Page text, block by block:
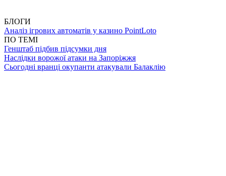
БЛОГИ
Аналіз ігрових автоматів у казино PointLoto
ПО ТЕМІ
Генштаб підбив підсумки дня
Наслідки ворожої атаки на Запоріжжя
Сьогодні вранці окупанти атакували Балаклію